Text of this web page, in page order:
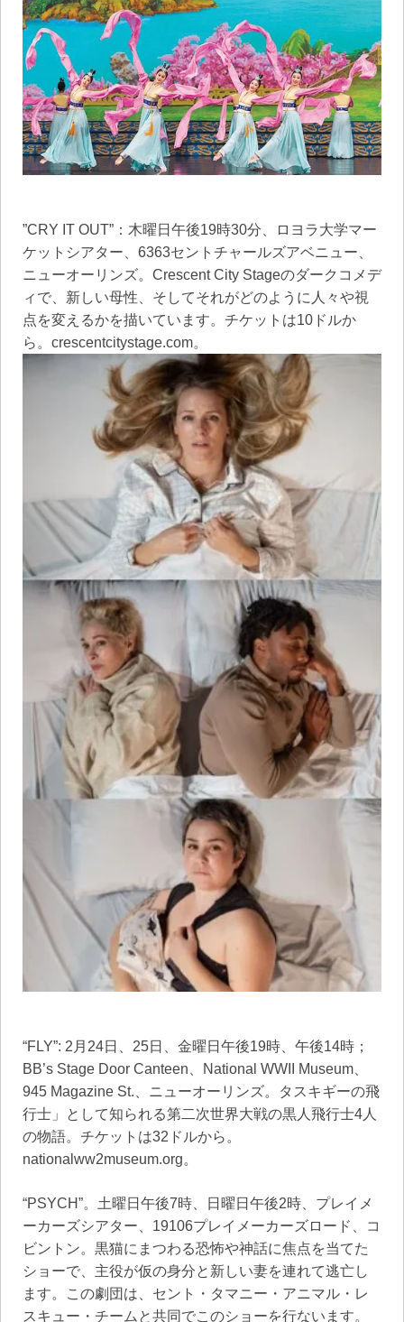
”CRY IT OUT”：木曜日午後19時30分、ロヨラ大学マー
ケットシアター、6363セントチャールズアベニュー、
ニューオーリンズ。Crescent City Stageのダークコメデ
ィで、新しい母性、そしてそれがどのように人々や視
点を変えるかを描いています。チケットは10ドルか
ら。crescentcitystage.com。
“FLY”: 2月24日、25日、金曜日午後19時、午後14時；
BB’s Stage Door Canteen、National WWII Museum、
945 Magazine St.、ニューオーリンズ。タスキギーの飛
行士」として知られる第二次世界大戦の黒人飛行士4人
の物語。チケットは32ドルから。
nationalww2museum.org。
“PSYCH”。土曜日午後7時、日曜日午後2時、プレイメ
ーカーズシアター、19106プレイメーカーズロード、コ
ビントン。黒猫にまつわる恐怖や神話に焦点を当てた
ショーで、主役が仮の身分と新しい妻を連れて逃亡し
ます。この劇団は、セント・タマニー・アニマル・レ
スキュー・チームと共同でこのショーを行ないます。